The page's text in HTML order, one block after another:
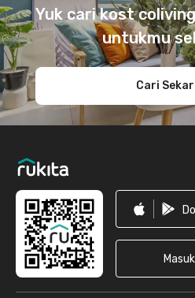
Yuk cari kost
untukmu
Cari